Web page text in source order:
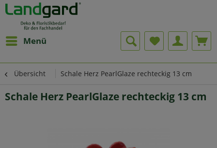
Menü
Übersicht Schale Herz PearlGlaze rechteckig 13 cm
Schale Herz PearlGlaze rechteckig 13 cm